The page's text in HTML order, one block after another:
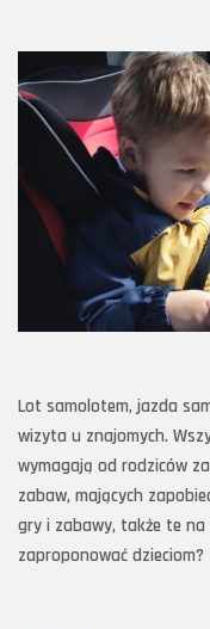
Lot samolotem, jazda
wizyta u znajomych.
wymagają od rodziców
zabaw, mających
gry i zabawy, także te
zaproponować dzieciom?